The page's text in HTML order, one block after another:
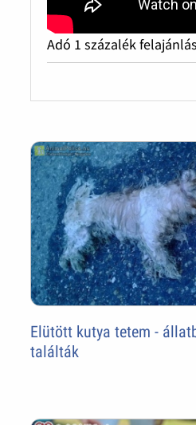
Adó 1 százalék
Elütött kutya tetem -
találták